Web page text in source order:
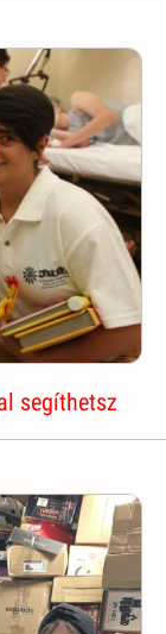
segíthetsz